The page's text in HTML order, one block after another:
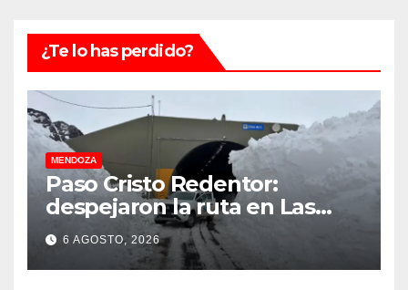
¿Te lo has perdido?
MENDOZA
Paso Cristo Redentor:
despejaron la ruta en Las
Cuevas antes de otro
temporal con unos 1.500
camiones varados
6 AGOSTO, 2026